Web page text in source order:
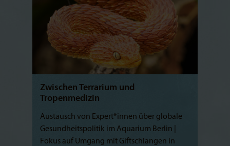
Zwischen Terrarium und
Tropenmedizin
Austausch von Expert*innen über globale
Gesundheitspolitik im Aquarium Berlin |
Fokus auf Umgang mit Giftschlangen in